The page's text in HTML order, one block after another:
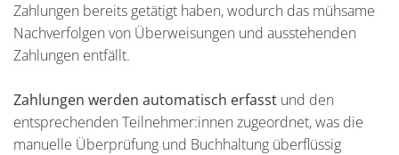
Zahlungen bereits getätigt haben, wodurch das mühsame
Nachverfolgen von Überweisungen und ausstehenden
Zahlungen entfällt.
Zahlungen werden automatisch erfasst und den
entsprechenden Teilnehmer:innen zugeordnet, was die
manuelle Überprüfung und Buchhaltung überflüssig